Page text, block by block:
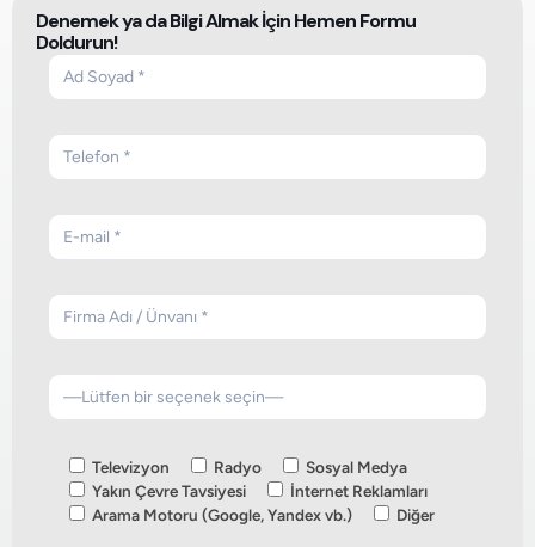
Denemek ya da Bilgi Almak İçin Hemen Formu
Doldurun!
Televizyon Radyo
Sosyal Medya
Yakın Çevre Tavsiyesi
İnternet Reklamları
Arama Motoru (Google, Yandex vb.)
Diğer